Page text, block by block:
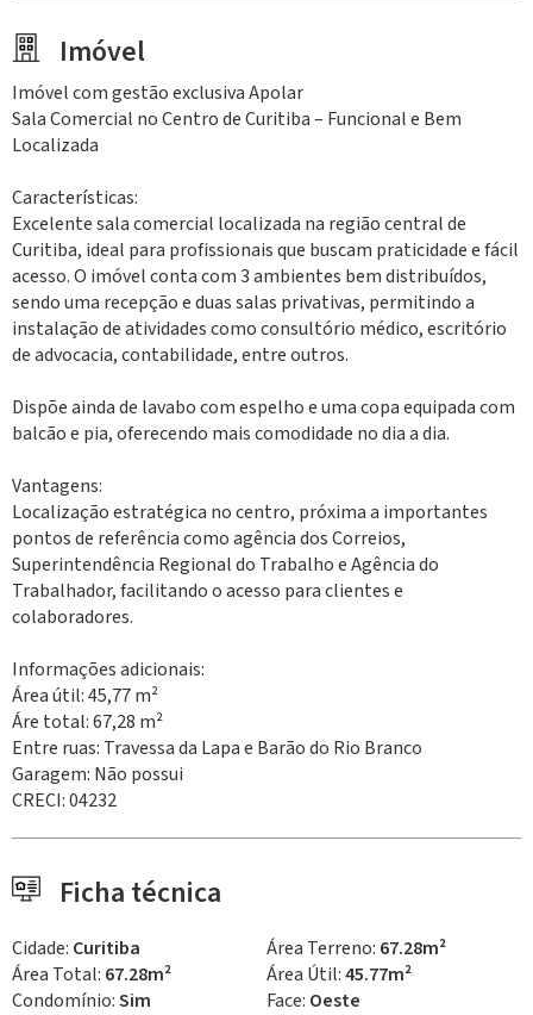
Imóvel
Imóvel com gestão exclusiva Apolar
Sala Comercial no Centro de Curitiba – Funcional e Bem
Localizada
Características:
Excelente sala comercial localizada na região central de
Curitiba, ideal para profissionais que buscam praticidade e fácil
acesso. O imóvel conta com 3 ambientes bem distribuídos,
sendo uma recepção e duas salas privativas, permitindo a
instalação de atividades como consultório médico, escritório
de advocacia, contabilidade, entre outros.
Dispõe ainda de lavabo com espelho e uma copa equipada com
balcão e pia, oferecendo mais comodidade no dia a dia.
Vantagens:
Localização estratégica no centro, próxima a importantes
pontos de referência como agência dos Correios,
Superintendência Regional do Trabalho e Agência do
Trabalhador, facilitando o acesso para clientes e
colaboradores.
Informações adicionais:
Área útil: 45,77 m²
Áre total: 67,28 m²
Entre ruas: Travessa da Lapa e Barão do Rio Branco
Garagem: Não possui
CRECI: 04232
Ficha técnica
Cidade: Curitiba Área Terreno: 67.28m²
Área Total: 67.28m² Área Útil:45.77m²
Condomínio:Sim Face: Oeste